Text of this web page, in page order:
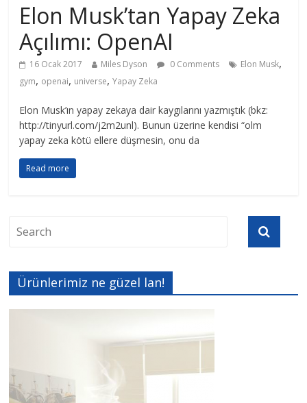
Elon Musk’tan Yapay Zeka
Açılımı: OpenAI
16 Ocak 2017 Miles Dyson 0 Comments Elon Musk,
gym, openai, universe,Yapay Zeka
Elon Musk’ın yapay zekaya dair kaygılarını yazmıştık (bkz:
http://tinyurl.com/j2m2unl). Bunun üzerine kendisi “olm
yapay zeka kötü ellere düşmesin, onu da
Read more
Ürünlerimiz ne güzel lan!